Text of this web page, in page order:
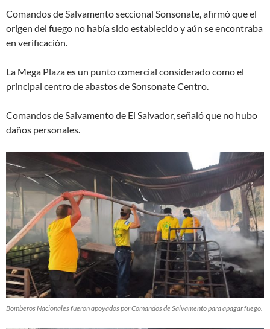
Comandos de Salvamento seccional Sonsonate, afirmó que el
origen del fuego no había sido establecido y aún se encontraba
en verificación.
La Mega Plaza es un punto comercial considerado como el
principal centro de abastos de Sonsonate Centro.
Comandos de Salvamento de El Salvador, señaló que no hubo
daños personales.
Bomberos Nacionales fueron apoyados por Comandos de Salvamento para apagar fuego.